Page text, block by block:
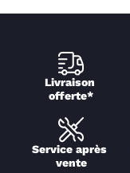
Livraison
offerte*
Service après
vente